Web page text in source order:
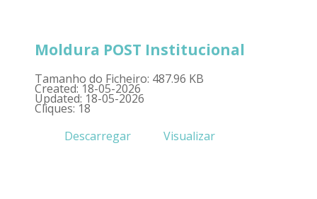
Moldura POST Institucional
Tamanho do Ficheiro: 487.96 KB
Created: 18-05-2026
Updated: 18-05-2026
Cliques: 18
Descarregar
Visualizar